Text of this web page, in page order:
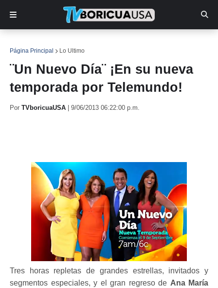
Página Principal Lo Ultimo
¨Un Nuevo Día¨ ¡En su nueva
temporada por Telemundo!
Por TVboricuaUSA 9/06/2013 06:22:00 p.m.
Tres horas repletas de grandes estrellas, invitados y
segmentos especiales, y el gran regreso de Ana María